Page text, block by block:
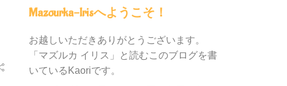
内
の
テ
ゴ
リ
Mazourka-Irisへようこそ！
お越しいただきありがとうございます。
「マズルカ イリス」と読むこのブログを書
いているKaoriです。